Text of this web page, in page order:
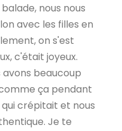
nous nous
avec les filles en
on s'est
c'était joyeux.
beaucoup
ça pendant
crépitait et nous
Je te